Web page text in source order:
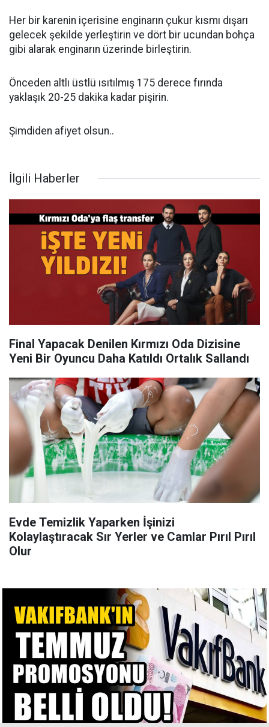
Her bir karenin içerisine enginarın çukur kısmı dışarı
gelecek şekilde yerleştirin ve dört bir ucundan bohça
gibi alarak enginarın üzerinde birleştirin.
Önceden altlı üstlü ısıtılmış 175 derece fırında
yaklaşık 20-25 dakika kadar pişirin.
Şimdiden afiyet olsun..
İlgili Haberler
Final Yapacak Denilen Kırmızı Oda Dizisine
Yeni Bir Oyuncu Daha Katıldı Ortalık Sallandı
Evde Temizlik Yaparken İşinizi
Kolaylaştıracak Sır Yerler ve Camlar Pırıl Pırıl
Olur